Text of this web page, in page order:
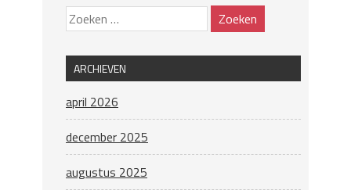
ARCHIEVEN
april 2026
december 2025
augustus 2025